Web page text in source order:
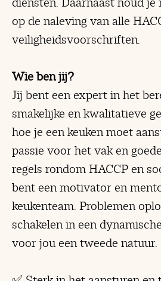
op de naleving van alle
veiligheidsvoorschriften.
Wie ben jij?
Jij bent een expert in het
smakelijke en kwalitatieve
hoe je een keuken moet
passie voor het vak en
regels rondom HACCP en
bent een motivator en
keukenteam. Problemen
schakelen in een
voor jou een tweede natuur.